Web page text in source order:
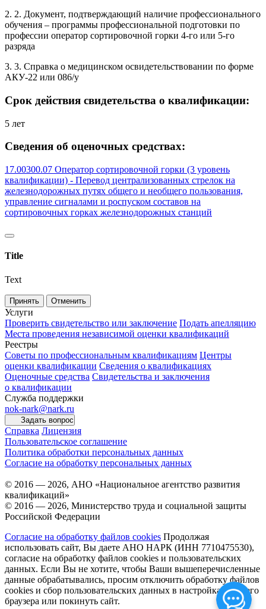
2. 2. Документ, подтверждающий наличие профессионального
обучения – программы профессиональной подготовки по
профессии оператор сортировочной горки 4-го или 5-го
разряда
3. 3. Справка о медицинском освидетельствовании по форме
АКУ-22 или 086/у
Срок действия свидетельства о квалификации:
5 лет
Сведения об оценочных средствах:
17.00300.07 Оператор сортировочной горки (3 уровень
квалификации) - Перевод централизованных стрелок на
железнодорожных путях общего и необщего пользования,
управление сигналами и роспуском составов на
сортировочных горках железнодорожных станций
Title
Text
Принять Отменить
Услуги
Проверить свидетельство или заключение Подать апелляцию
Места проведения независимой оценки квалификаций
Реестры
Советы по профессиональным квалификациям Центры
оценки квалификации Сведения о квалификациях
Оценочные средства Свидетельства и заключения
о квалификации
Служба поддержки
nok-nark@nark.ru
Задать вопрос
Справка Лицензия
Пользовательское соглашение
Политика обработки персональных данных
Согласие на обработку персональных данных
© 2016 — 2026, АНО «Национальное агентство развития
квалификаций»
© 2016 — 2026, Министерство труда и социальной защиты
Российской Федерации
Согласие на обработку файлов cookies Продолжая
использовать сайт, Вы даете АНО НАРК (ИНН 7710475530),
согласие на обработку файлов cookies и пользовательских
данных. Если Вы не хотите, чтобы Ваши вышеперечисленные
данные обрабатывались, просим отключить обработку файлов
cookies и сбор пользовательских данных в настройках Вашего
браузера или покинуть сайт.